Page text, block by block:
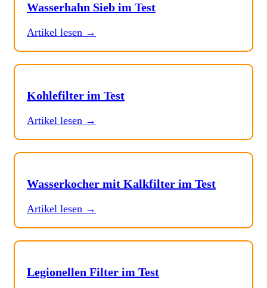
Wasserhahn Sieb im Test
Artikel lesen →
Kohlefilter im Test
Artikel lesen →
Wasserkocher mit Kalkfilter im Test
Artikel lesen →
Legionellen Filter im Test